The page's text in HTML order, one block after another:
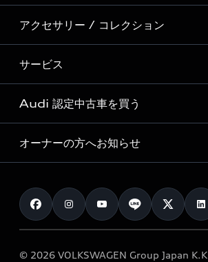
Audi Sport
Formula 1®
デジタルサービス
新車在庫検索
試乗車・展示車検索
見積り依頼
試乗予約
モデル一覧
特別仕様モデル / 限定モデル
e-tronラインアップ
価格シミュレーション
車両比較
カタログ一覧
アクセサリー / コレクション
純正アクセサリー
オンラインショップ
Audi collection
アウディナビアプリ
サービス
サービス入庫予約
サービスプログラム
メンテナンス
車検 / 定期点検
e-tronアフターサポート
Audi 認定中古車を買う
Audi認定中古車
クオリティ
保証
メンテナンス
オーナーの方へお知らせ
お知らせ
オーナー様向けキャンペーン
© 2026 VOLKSWAGEN Group Japan